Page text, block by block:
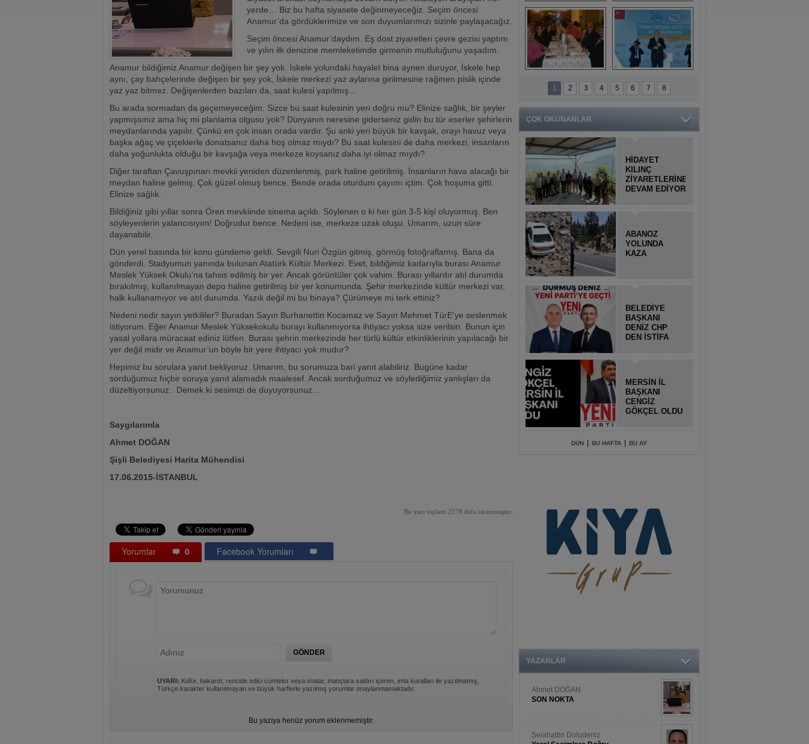
yerde… Biz bu hafta siyasete değinmeyeceğiz. Seçim öncesi
Anamur’da gördüklerimize ve son duyumlarımızı sizinle paylaşacağız.
Seçim öncesi Anamur’daydım. Eş dost ziyaretleri çevre gezisi yaptım
ve yılın ilk denizine memleketimde girmenin mutluluğunu yaşadım.
Anamur bildiğimiz Anamur değişen bir şey yok. İskele yolundaki hayalet bina aynen duruyor, İskele hep
aynı, çay bahçelerinde değişen bir şey yok, İskele merkezi yaz aylarına girilmesine rağmen pislik içinde
yaz yaz bitmez. Değişenlerden bazıları da, saat kulesi yapılmış...
Bu arada sormadan da geçemeyeceğim. Sizce bu saat kulesinin yeri doğru mu? Elinize sağlık, bir şeyler
yapmışsınız ama hiç mi planlama olgusu yok? Dünyanın neresine giderseniz gidin bu tür eserler şehirlerin
meydanlarında yapılır. Çünkü en çok insan orada vardır. Şu anki yeri büyük bir kavşak, orayı havuz veya
başka ağaç ve çiçeklerle donatsanız daha hoş olmaz mıydı? Bu saat kulesini de daha merkezi, insanların
daha yoğunlukta olduğu bir kavşağa veya merkeze koysanız daha iyi olmaz mıydı?
Diğer taraftan Çavuşpınarı mevkii yeniden düzenlenmiş, park haline getirilmiş. İnsanların hava alacağı bir
meydan haline gelmiş. Çok güzel olmuş bence. Bende orada oturdum çayımı içtim. Çok hoşuma gitti.
Elinize sağlık.
Bildiğiniz gibi yıllar sonra Ören mevkiinde sinema açıldı. Söylenen o ki her gün 3-5 kişi oluyormuş. Ben
söyleyenlerin yalancısıyım! Doğrudur bence. Nedeni ise, merkeze uzak oluşu. Umarım, uzun süre
dayanabilir.
Dün yerel basında bir konu gündeme geldi. Sevgili Nuri Özgün gitmiş, görmüş fotoğraflamış. Bana da
gönderdi. Stadyumun yanında bulunan Atatürk Kültür Merkezi. Evet, bildiğimiz kadarıyla burası Anamur
Meslek Yüksek Okulu’na tahsis edilmiş bir yer. Ancak görüntüler çok vahim. Burası yıllardır atıl durumda
bırakılmış, kullanılmayan depo haline getirilmiş bir yer konumunda. Şehir merkezinde kültür merkezi var,
halk kullanamıyor ve atıl durumda. Yazık değil mi bu binaya? Çürümeye mi terk ettiniz?
Nedeni nedir sayın yetkililer? Buradan Sayın Burhanettin Kocamaz ve Sayın Mehmet TürE’ye seslenmek
istiyorum. Eğer Anamur Meslek Yüksekokulu burayı kullanmıyorsa ihtiyacı yoksa size verilsin. Bunun için
yasal yollara müracaat ediniz lütfen. Burası şehrin merkezinde her türlü kültür etkinliklerinin yapılacağı bir
yer değil midir ve Anamur’un böyle bir yere ihtiyacı yok mudur?
Hepimiz bu sorulara yanıt bekliyoruz. Umarım, bu sorumuza bari yanıt alabiliriz. Bugüne kadar
sorduğumuz hiçbir soruya yanıt alamadık maalesef. Ancak sorduğumuz ve söylediğimiz yanlışları da
düzeltiyorsunuz.. Demek ki sesimizi de duyuyorsunuz…
Saygılarımla
Ahmet DOĞAN
Şişli Belediyesi Harita Mühendisi
17.06.2015-İSTANBUL
Bu yazı toplam 2578 defa okunmuştur.
Yorumlar 0 Facebook Yorumları
UYARI: Küfür, hakaret, rencide edici cümleler veya imalar, inançlara saldırı içeren, imla kuralları ile yazılmamış,
Türkçe karakter kullanılmayan ve büyük harflerle yazılmış yorumlar onaylanmamaktadır.
Bu yazıya henüz yorum eklenmemiştir.
Titiopolis Antik
Kenti tanıtımı
Doğan Cüceloğlu,
İstanbul’da Mersinli
hemşerileriyle
buluştu
Anamurlular
Buluşması
KKTC’ye Su Temin
Projesi açılışı
1 2 3 4 5 6 7 8
ÇOK OKUNANLAR
HİDAYET
KILINÇ
ZİYARETLERİNE
DEVAM EDİYOR
ABANOZ
YOLUNDA
KAZA
BELEDİYE
BAŞKANI
DENİZ CHP
DEN İSTİFA
MERSİN İL
BAŞKANI
CENGİZ
GÖKÇEL OLDU
DÜN BU HAFTA BU AY
YAZARLAR
Ahmet DOĞAN
SON NOKTA
Selahattin Doludeniz